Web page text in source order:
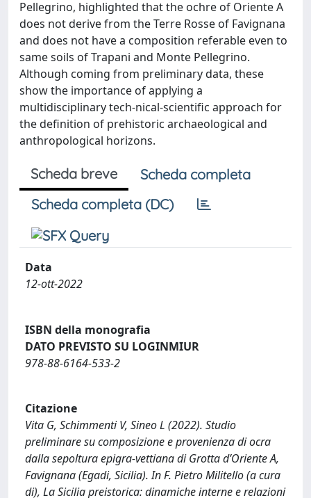
Pellegrino, highlighted that the ochre of Oriente A
does not derive from the Terre Rosse of Favignana
and does not have a composition referable even to
same soils of Trapani and Monte Pellegrino.
Although coming from preliminary data, these
show the importance of applying a
multidisciplinary tech-nical-scientific approach for
the definition of prehistoric archaeological and
anthropological horizons.
Scheda breve
Scheda completa
Scheda completa (DC)
Data
12-ott-2022
ISBN della monografia
DATO PREVISTO SU LOGINMIUR
978-88-6164-533-2
Citazione
Vita G, Schimmenti V, Sineo L (2022). Studio
preliminare su composizione e provenienza di ocra
dalla sepoltura epigra-vettiana di Grotta d’Oriente A,
Favignana (Egadi, Sicilia). In F. Pietro Militello (a cura
di), La Sicilia preistorica: dinamiche interne e relazioni